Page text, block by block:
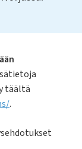
täältä
.